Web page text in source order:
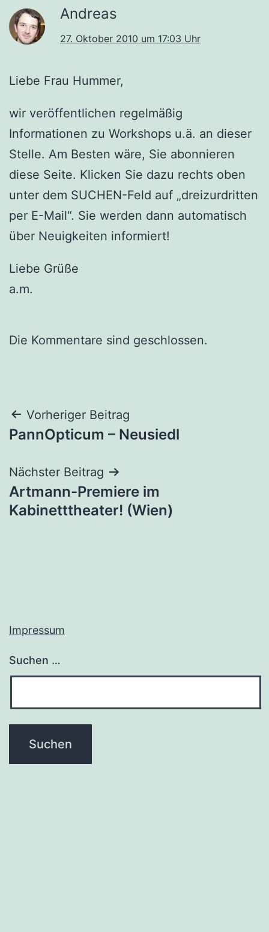
Andreas
27. Oktober 2010 um 17:03 Uhr
Liebe Frau Hummer,
wir veröffentlichen regelmäßig
Informationen zu Workshops u.ä. an dieser
Stelle. Am Besten wäre, Sie abonnieren
diese Seite. Klicken Sie dazu rechts oben
unter dem SUCHEN-Feld auf „dreizurdritten
per E-Mail“. Sie werden dann automatisch
über Neuigkeiten informiert!
Liebe Grüße
a.m.
Die Kommentare sind geschlossen.
Beitragsnavigation
Vorheriger Beitrag
PannOpticum – Neusiedl
Nächster Beitrag
Artmann-Premiere im
Kabinetttheater! (Wien)
Impressum
Suchen …